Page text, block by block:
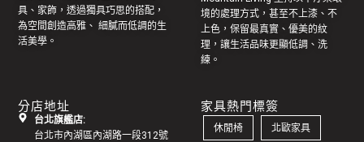
具 、家飾，透過獨具巧思的搭配，
為空間創造高雅、 細膩而低調的生
活美學。
境的處理方式，甚至不上漆、不
上色，保留最真實、優美的紋
理，讓生活品味更顯低調、洗
練。
分店地址
台北旗艦店:
台北市內湖區內湖路一段312號
家具熱門標簽
休閒椅 北歐家具